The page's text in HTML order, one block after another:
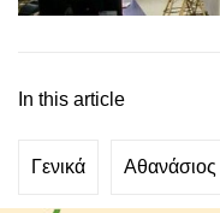
In this article
Γενικά